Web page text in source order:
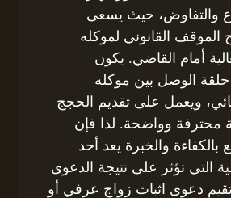
والتفاوض، حيث يسعى
الموقف القانوني لموكله
أمام القاضي. يكون
حلقة الوصل بين موكله
ويعمل على تقديم الحجج
محترفة وواضحة. لذا فإن
بالكفاءة والخبرة يعد أحد
التي تؤثر على نتيجة الدعوى
دعوى اثبات زواج عرفي أو